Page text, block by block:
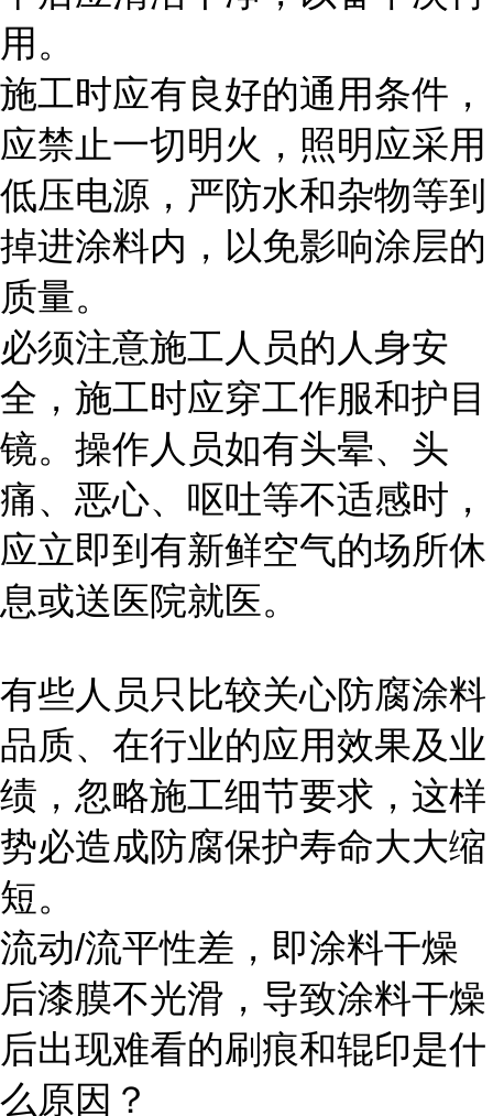
用。
施工时应有良好的通用条件，
应禁止一切明火，照明应采用
低压电源，严防水和杂物等到
掉进涂料内，以免影响涂层的
质量。
必须注意施工人员的人身安
全，施工时应穿工作服和护目
镜。操作人员如有头晕、头
痛、恶心、呕吐等不适感时，
应立即到有新鲜空气的场所休
息或送医院就医。
有些人员只比较关心防腐涂料
品质、在行业的应用效果及业
绩，忽略施工细节要求，这样
势必造成防腐保护寿命大大缩
短。
流动/流平性差，即涂料干燥
后漆膜不光滑，导致涂料干燥
后出现难看的刷痕和辊印是什
么原因？